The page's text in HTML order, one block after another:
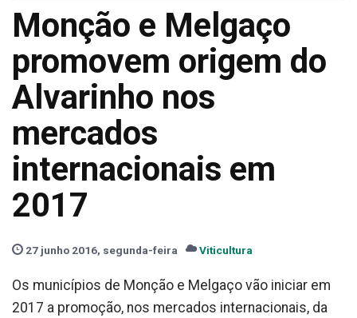
Monção e Melgaço
promovem origem do
Alvarinho nos
mercados
internacionais em
2017
27 junho 2016, segunda-feira Viticultura
Os municípios de Monção e Melgaço vão iniciar em
2017 a promoção, nos mercados internacionais, da